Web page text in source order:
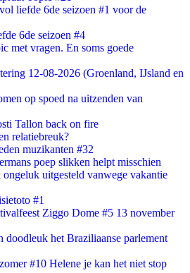
liefde 6de seizoen #1 voor de
6de seizoen #4
met vragen. En soms goede
12-08-2026 (Groenland, IJsland en
op spoed na uitzenden van
Tallon back on fire
relatiebreuk?
muzikanten #32
poep slikken helpt misschien
uitgesteld vanwege vakantie
#1
Ziggo Dome #5 13 november
doodleuk het Braziliaanse parlement
#10 Helene je kan het niet stop